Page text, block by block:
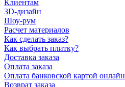
Клиентам
3D-дизайн
Шоу-рум
Расчет материалов
Как сделать заказ?
Как выбрать плитку?
Доставка заказа
Оплата заказа
Оплата банковской картой онлайн
Возврат заказа